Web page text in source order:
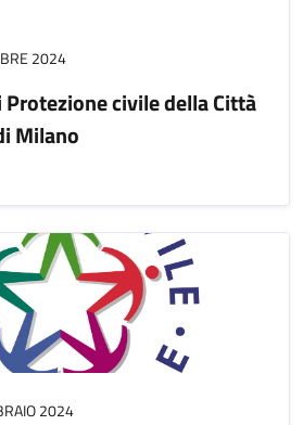
2024
civile della Città
Milano
2024